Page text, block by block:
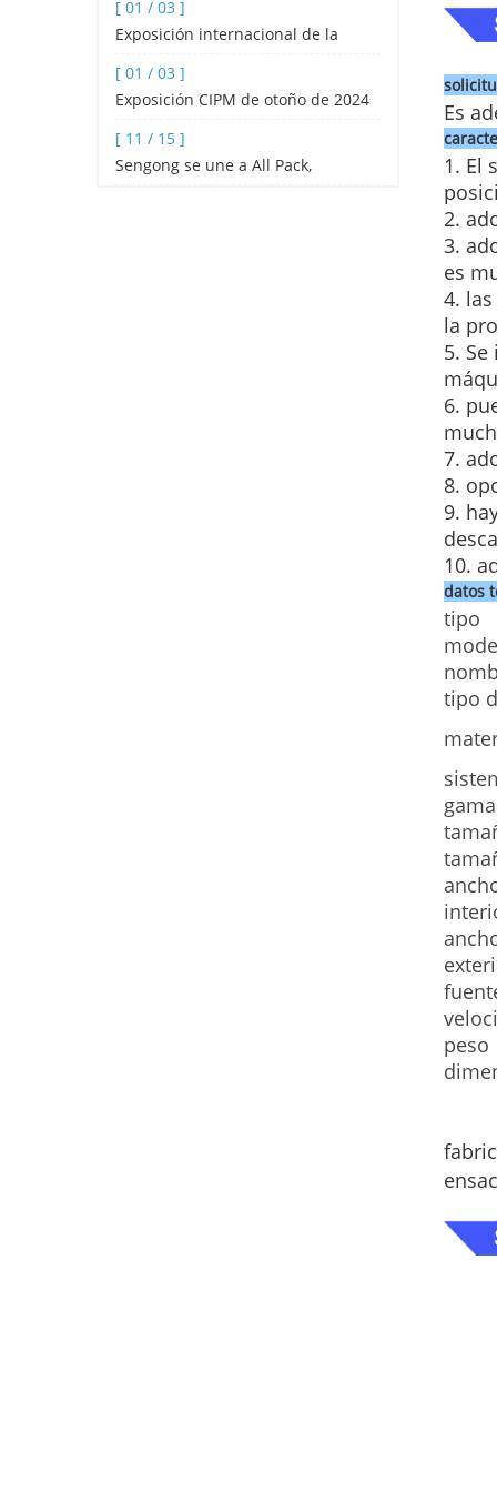
de té y café por goteo de alta vel
[ 01 / 03 ]
Exposición internacional de la
Shenzhen 2024
[ 01 / 03 ]
Exposición CIPM de otoño de 2024
[ 11 / 15 ]
Sengong se une a All Pack,
Es
1. El
2.
3.
es
4.
la
5.
6.
7.
8.
9.
10.
datos
tipo
tipo
peso